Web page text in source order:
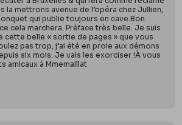
la mettrons avenue de l’opéra chez Jullien,
qui publie toujours en cave.Bon
cela marchera. Préface très belle. Je suis
cette belle « sortie de pages » que vous
pas trop, j’ai été en proie aux démons
six mois. Je vais les exorciser !À vous
amicaux à Mmemaillat